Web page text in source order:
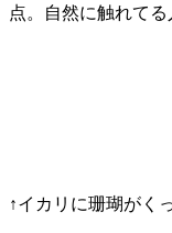
点。自然に触れてる
↑イカリに珊瑚がく